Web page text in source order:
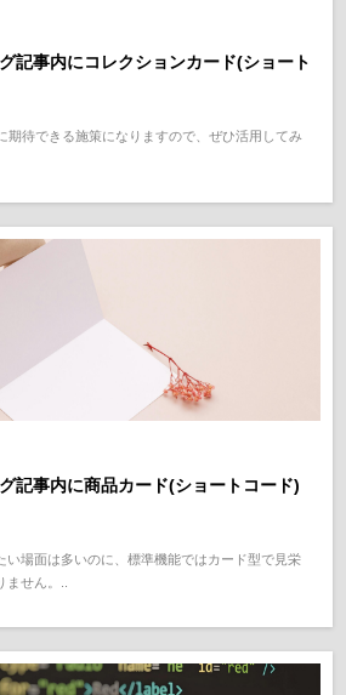
記事内にコレクションカード(ショート
期待できる施策になりますので、ぜひ活用してみ
記事内に商品カード(ショートコード)
い場面は多いのに、標準機能ではカード型で見栄
せん。..